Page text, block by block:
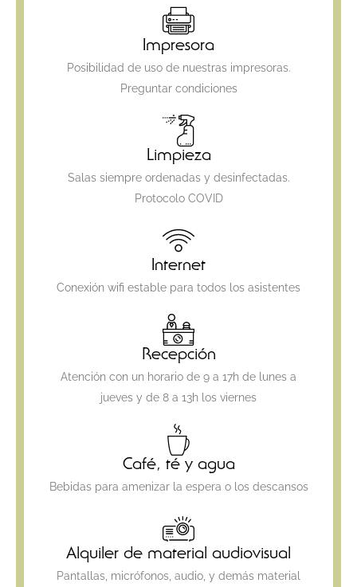
Impresora
Posibilidad de uso de nuestras impresoras.
Preguntar condiciones
Limpieza
Salas siempre ordenadas y desinfectadas.
Protocolo COVID
Internet
Conexión wifi estable para todos los asistentes
Recepción
Atención con un horario de 9 a 17h de lunes a
jueves y de 8 a 13h los viernes
Café, té y agua
Bebidas para amenizar la espera o los descansos
Alquiler de material audiovisual
Pantallas, micrófonos, audio, y demás material